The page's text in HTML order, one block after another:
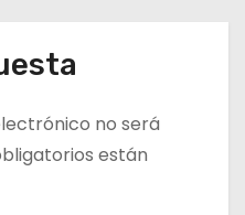
no será
están